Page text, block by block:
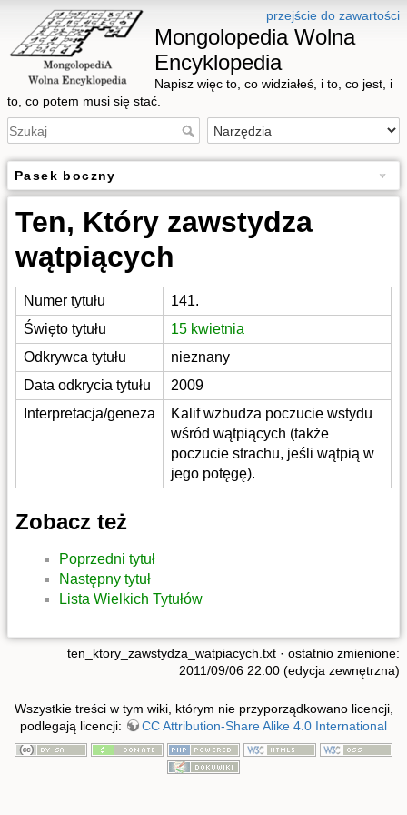
przejście do zawartości
Mongolopedia Wolna
Encyklopedia
Napisz więc to, co widziałeś, i to, co jest, i
to, co potem musi się stać.
Pasek boczny
Ten, Który zawstydza
wątpiących
Numer tytułu
141.
Święto tytułu
15 kwietnia
Odkrywca tytułu
nieznany
Data odkrycia tytułu
2009
Interpretacja/geneza
Kalif wzbudza poczucie wstydu
wśród wątpiących (także
poczucie strachu, jeśli wątpią w
jego potęgę).
Zobacz też
Poprzedni tytuł
Następny tytuł
Lista Wielkich Tytułów
ten_ktory_zawstydza_watpiacych.txt · ostatnio zmienione:
2011/09/06 22:00 (edycja zewnętrzna)
Wszystkie treści w tym wiki, którym nie przyporządkowano licencji,
podlegają licencji:
CC Attribution-Share Alike 4.0 International